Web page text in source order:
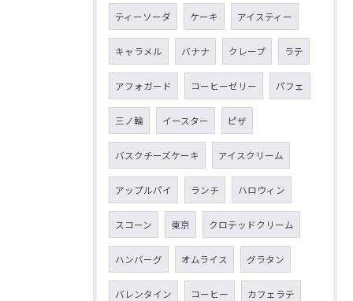
ティーソーダ ケーキ アイスティー
キャラメル バナナ クレープ ラテ
アフォガード コーヒーゼリー パフェ
三ノ輪 イースター ピザ
バスクチーズケーキ アイスクリーム
アップルパイ ランチ ハロウィン
スコーン 東京 クロテッドクリーム
ハンバーグ オムライス グラタン
バレンタイン コーヒー カフェラテ